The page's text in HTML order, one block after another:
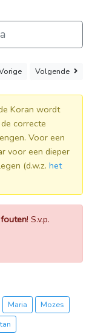
Volgende
Koran wordt
correcte
Voor een
voor een dieper
(d.w.z. het
! S.v.p.
Maria
Mozes